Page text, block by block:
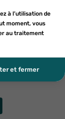
absolue
9.00
très clair
à l’utilisation de
moment, vous
au traitement
et fermer
les
le cadre de
qui peut en